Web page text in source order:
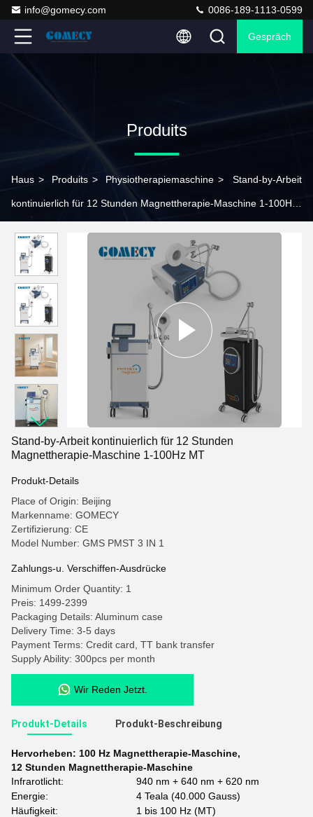
info@gomecy.com 0086-189-1113-0599
Gespräch
Produits
Haus > Produits > Physiotherapiemaschine > Stand-by-Arbeit
kontinuierlich für 12 Stunden Magnettherapie-Maschine 1-100Hz
Stand-by-Arbeit kontinuierlich für 12 Stunden
Magnettherapie-Maschine 1-100Hz MT
Produkt-Details
Place of Origin: Beijing
Markenname: GOMECY
Zertifizierung: CE
Model Number: GMS PMST 3 IN 1
Zahlungs-u. Verschiffen-Ausdrücke
Minimum Order Quantity: 1
Preis: 1499-2399
Packaging Details: Aluminum case
Delivery Time: 3-5 days
Payment Terms: Credit card, TT bank transfer
Supply Ability: 300pcs per month
Wir Reden Jetzt.
Produkt-Details Produkt-Beschreibung
Hervorheben: 100 Hz Magnettherapie-Maschine,
12 Stunden Magnettherapie-Maschine
Infrarotlicht:
940 nm + 640 nm + 620 nm
Energie:
4 Teala (40.000 Gauss)
Häufigkeit:
1 bis 100 Hz (MT)